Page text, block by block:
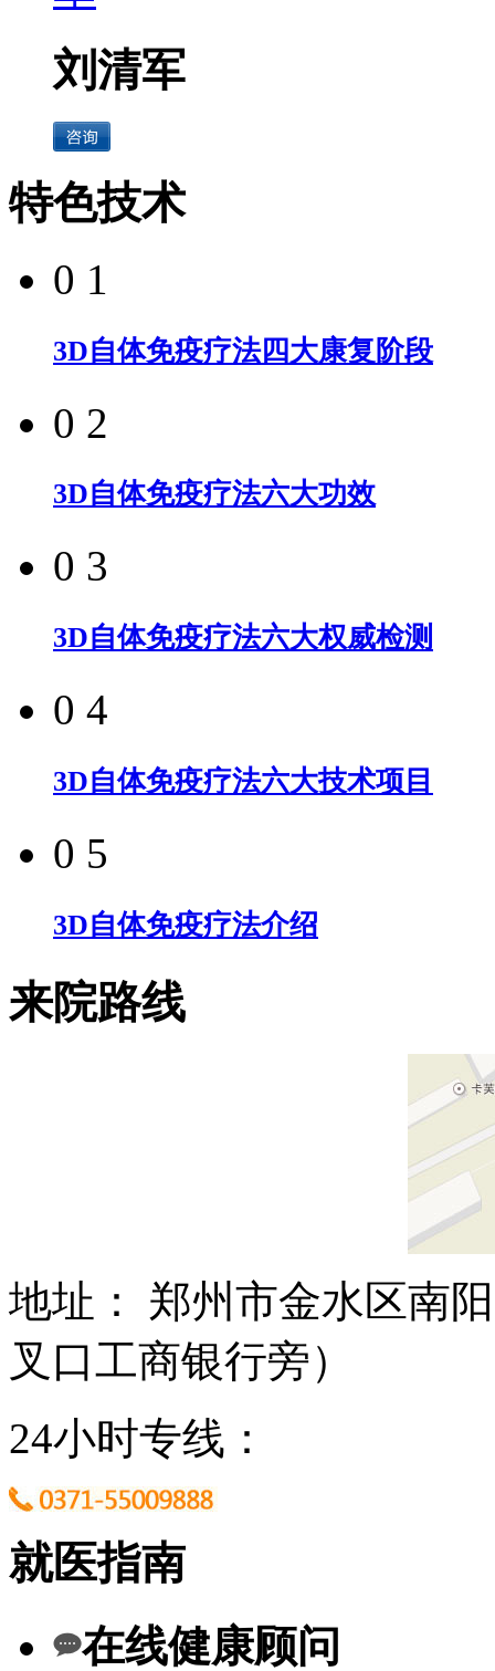
刘清军
特色技术
0 1
3D自体免疫疗法四大康复阶段
0 2
3D自体免疫疗法六大功效
0 3
3D自体免疫疗法六大权威检测
0 4
3D自体免疫疗法六大技术项目
0 5
3D自体免疫疗法介绍
来院路线
地址： 郑州市金水区南
叉口工商银行旁）
24小时专线：
就医指南
在线健康顾问